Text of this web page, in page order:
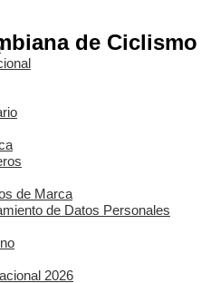
de Ciclismo
de Marca
de Datos Personales
2026